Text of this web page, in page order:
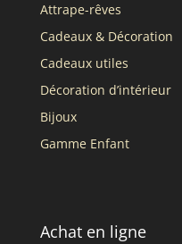
Attrape-rêves
Cadeaux & Décoration
Cadeaux utiles
Décoration d’intérieur
Bijoux
Gamme Enfant
Achat en ligne